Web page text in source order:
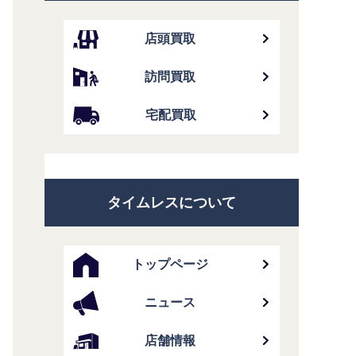
店頭買取
訪問買取
宅配買取
タイムレスについて
トップページ
ニュース
店舗情報